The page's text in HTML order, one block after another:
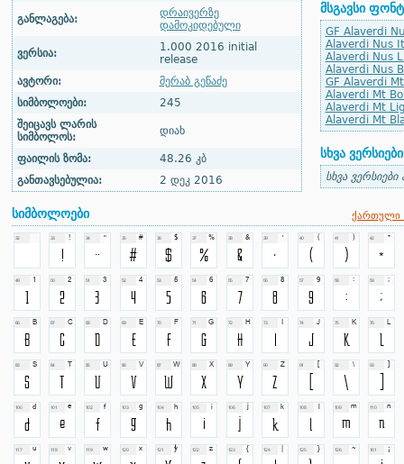
განლაგება:
დრაივერზე
დამოკიდებული
ვერსია:
1.000 2016 initial
release
ავტორი:
მერაბ გეწაძე
სიმბოლოები:
245
შეიცავს ლარის
სიმბოლოს:
დიახ
ფაილის ზომა:
48.26 კბ
განთავსებულია:
2 დეკ 2016
მსგავსი
GF Alaverdi
Alaverdi Nus
Alaverdi Nus
Alaverdi Nus
GF Alaverdi
Alaverdi Mt
Alaverdi Mt
Alaverdi Mt
სხვა ვერსიები
სხვა
სიმბოლოები ქართული